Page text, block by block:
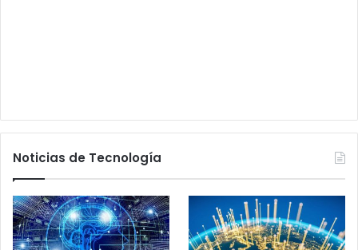
Noticias de Tecnología